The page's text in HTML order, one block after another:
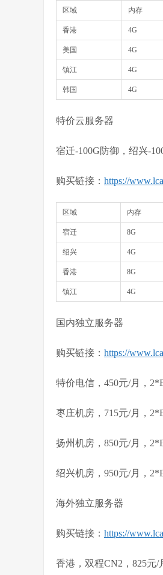
区域 内存
香港 4G
美国 4G
镇江 4G
韩国 4G
特价云服务器
宿迁-100G防御，绍兴-
购买链接： https://
区域 内存
宿迁 8G
绍兴 4G
香港 8G
镇江 4G
国内独立服务器
购买链接： https://
特价电信，450元/月，
枣庄机房，715元/月，
扬州机房，850元/月，
绍兴机房，950元/月，
海外独立服务器
购买链接： https://
香港，双程CN2，825元/